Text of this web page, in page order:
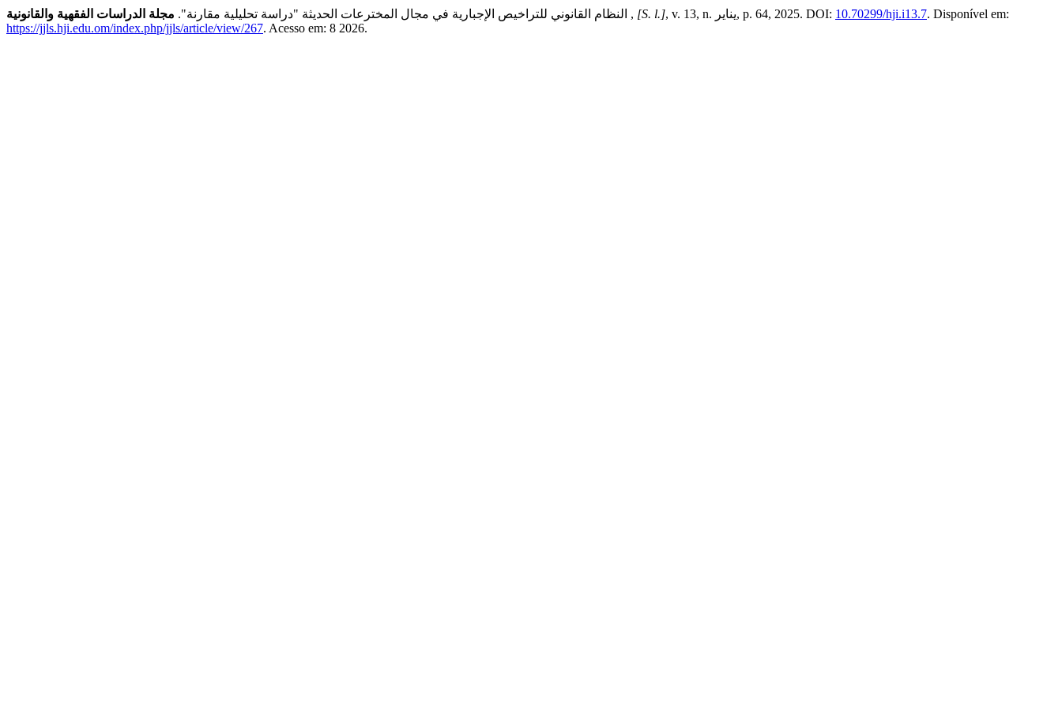
النظام القانوني للتراخيص الإجبارية في مجال المخترعات الحديثة "دراسة تحليلية مقارنة". , [S. l.] , v. 13, n. يناير, p. 64, 2025. DOI: 10.70299/hji.i13.7. Disponível em:
https://jjls.hji.edu.om/index.php/jjls/article/view/267. Acesso em: 8 2026.